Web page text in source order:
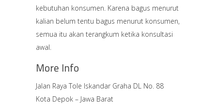
kebutuhan konsumen. Karena bagus menurut
kalian belum tentu bagus menurut konsumen,
semua itu akan terangkum ketika konsultasi
awal.
More Info
Jalan Raya Tole Iskandar Graha DL No. 88
Kota Depok – Jawa Barat